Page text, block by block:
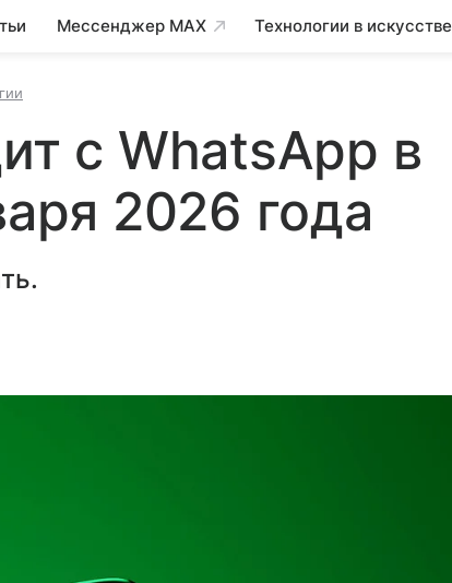
Мессенджер MAX Технологии в искусстве
с WhatsApp в
2026 года